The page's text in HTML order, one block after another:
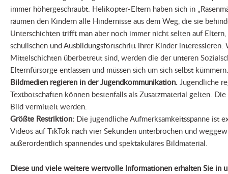
immer höhergeschraubt. Helikopter-Eltern haben sich in
räumen den Kindern alle Hindernisse aus dem Weg, die sie
Unterschichten trifft man aber noch immer nicht selten auf
schulischen und Ausbildungsfortschritt ihrer Kinder interessieren.
Mittelschichten überbetreut sind, werden die der unteren
Elternfürsorge entlassen und müssen sich um sich selbst kümmern.
Bildmedien regieren in der Jugendkommunikation. Jugendliche
Textbotschaften können bestenfalls als Zusatzmaterial gelten.
Bild vermittelt werden.
Größte Restriktion: Die jugendliche Aufmerksamkeitsspanne ist
Videos auf TikTok nach vier Sekunden unterbrochen und
außerordentlich spannendes und spektakuläres Bildmaterial.
Diese und viele weitere wertvolle Informationen erhalten Sie in